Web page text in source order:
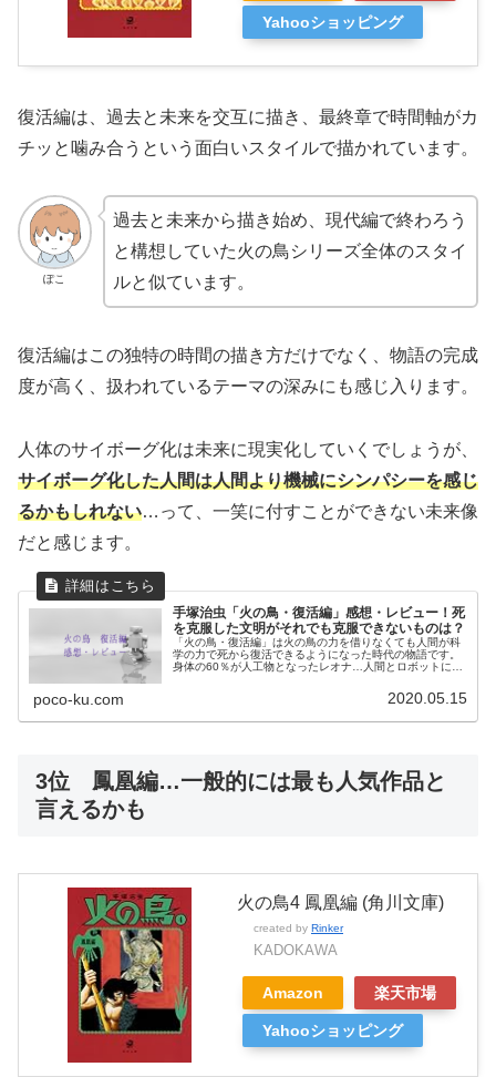
Yahooショッピング
復活編は、過去と未来を交互に描き、最終章で時間軸がカ
チッと噛み合うという面白いスタイルで描かれています。
ぽこ
過去と未来から描き始め、現代編で終わろう
と構想していた火の鳥シリーズ全体のスタイ
ルと似ています。
復活編はこの独特の時間の描き方だけでなく、物語の完成
度が高く、扱われているテーマの深みにも感じ入ります。
人体のサイボーグ化は未来に現実化していくでしょうが、
サイボーグ化した人間は人間より機械にシンパシーを感じ
るかもしれない…って、一笑に付すことができない未来像
だと感じます。
手塚治虫「火の鳥・復活編」感想・レビュー！死
を克服した文明がそれでも克服できないものは？
「火の鳥・復活編」は火の鳥の力を借りなくても人間が科
学の力で死から復活できるようになった時代の物語です。
身体の60％が人工物となったレオナ…人間とロボットには
poco-ku.com 2020.05.15
3位 鳳凰編…一般的には最も人気作品と
言えるかも
火の鳥4 鳳凰編 (角川文庫)
created by Rinker
KADOKAWA
Amazon 楽天市場
Yahooショッピング